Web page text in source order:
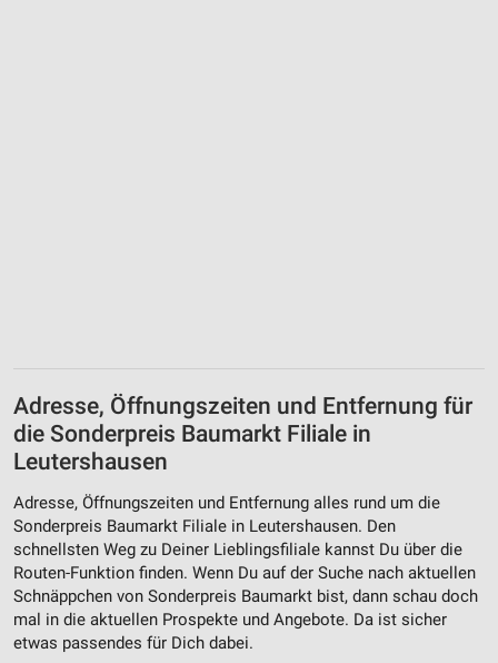
Adresse, Öffnungszeiten und Entfernung für
die Sonderpreis Baumarkt Filiale in
Leutershausen
Adresse, Öffnungszeiten und Entfernung alles rund um die
Sonderpreis Baumarkt Filiale in Leutershausen. Den
schnellsten Weg zu Deiner Lieblingsfiliale kannst Du über die
Routen-Funktion finden. Wenn Du auf der Suche nach aktuellen
Schnäppchen von Sonderpreis Baumarkt bist, dann schau doch
mal in die aktuellen Prospekte und Angebote. Da ist sicher
etwas passendes für Dich dabei.